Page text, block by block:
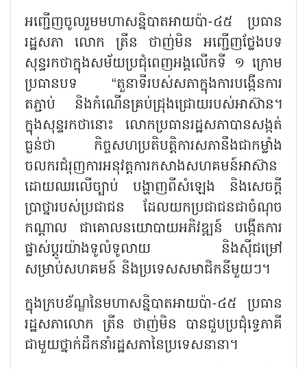
អញ្ជើញចូលរួមមហាសន្និបាតអាយប៉ា-៤៥ ប្រធាន
រដ្ឋសភា លោក ត្រីន ថាញ់មិន អញ្ជើញថ្លែងបទ
សុន្ទរកថាក្នុងសម័យប្រជុំពេញអង្គលើកទី ១ ក្រោម
ប្រធានបទ “តួនាទីរបស់សភាក្នុងការបង្កើនការ
តភ្ជាប់ និងកំណើនគ្រប់ជ្រុងជ្រោយរបស់អាស៊ាន។
ក្នុងសុន្ទរកថានោះ លោកប្រធានរដ្ឋសភាបានសង្កត់
ធ្ងន់ថា កិច្ចសហប្រតិបត្តិការសភានឹងជាកម្លាំង
ចលករជំរុញការអនុវត្តការកសាងសហគមន៍អាស៊ាន
ដោយឈរលើច្បាប់ បង្ហាញពីសំឡេង និងសេចក្តី
ប្រាថ្នារបស់ប្រជាជន ដែលយកប្រជាជនជាចំណុច
កណ្តាល ជាគោលនយោបាយអភិវឌ្ឍន៍ បង្កើតការ
ផ្លាស់ប្តូរយ៉ាងទូលំទូលាយ និងស៊ីជម្រៅ
សម្រាប់សហគមន៍ និងប្រទេសសមាជិកនីមួយៗ។
ក្នុងក្របខ័ណ្ឌនៃមហាសន្និបាតអាយប៉ា-៤៥ ប្រធាន
រដ្ឋសភាលោក ត្រីន ថាញ់មិន បានជួបប្រជុំទ្វេភាគី
ជាមួយថ្នាក់ដឹកនាំរដ្ឋសភានៃប្រទេសនានា។